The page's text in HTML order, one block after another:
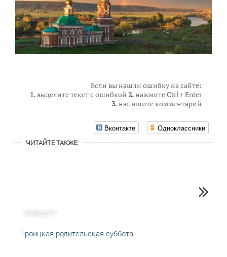
Если вы нашли ошибку на сайте:
1.выделите текст с ошибкой 2.нажмите Ctrl + Enter
3.напишите комментарий
Вконтакте Одноклассники
ЧИТАЙТЕ ТАКЖЕ:
03.06.2017
Троицкая родительская суббота